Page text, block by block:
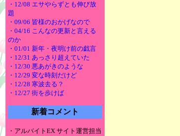
・12/08 エサやらずとも伸び放
題
・09/06 皆様のおかげなので
・04/16 こんなの更新と言える
のか
・01/01 新年・夜明け前の戯言
・12/31 あっさり超えていた
・12/30 悪あがきのような
・12/29 変な時刻だけど
・12/28 寒波去る？
・12/27 街を歩けば
新着コメント
・アルバイトEX サイト運営担当